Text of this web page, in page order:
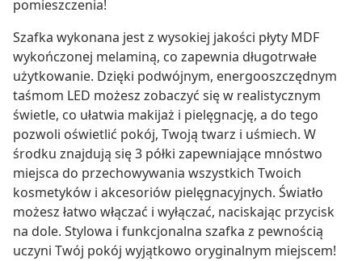
pomieszczenia!
Szafka wykonana jest z wysokiej jakości płyty MDF
wykończonej melaminą, co zapewnia długotrwałe
użytkowanie. Dzięki podwójnym, energooszczędnym
taśmom LED możesz zobaczyć się w realistycznym
świetle, co ułatwia makijaż i pielęgnację, a do tego
pozwoli oświetlić pokój, Twoją twarz i uśmiech. W
środku znajdują się 3 półki zapewniające mnóstwo
miejsca do przechowywania wszystkich Twoich
kosmetyków i akcesoriów pielęgnacyjnych. Światło
możesz łatwo włączać i wyłączać, naciskając przycisk
na dole. Stylowa i funkcjonalna szafka z pewnością
uczyni Twój pokój wyjątkowo oryginalnym miejscem!